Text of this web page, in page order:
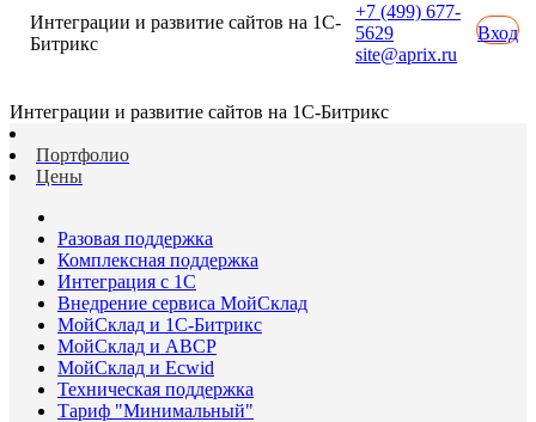
Интеграции и развитие сайтов на 1С-
Битрикс
+7 (499) 677-
5629
site@aprix.ru
Вход
Интеграции и развитие сайтов на 1С-Битрикс
Портфолио
Цены
Разовая поддержка
Комплексная поддержка
Интеграция с 1С
Внедрение сервиса МойСклад
МойСклад и 1С-Битрикс
МойСклад и ABCP
МойСклад и Ecwid
Техническая поддержка
Тариф "Минимальный"